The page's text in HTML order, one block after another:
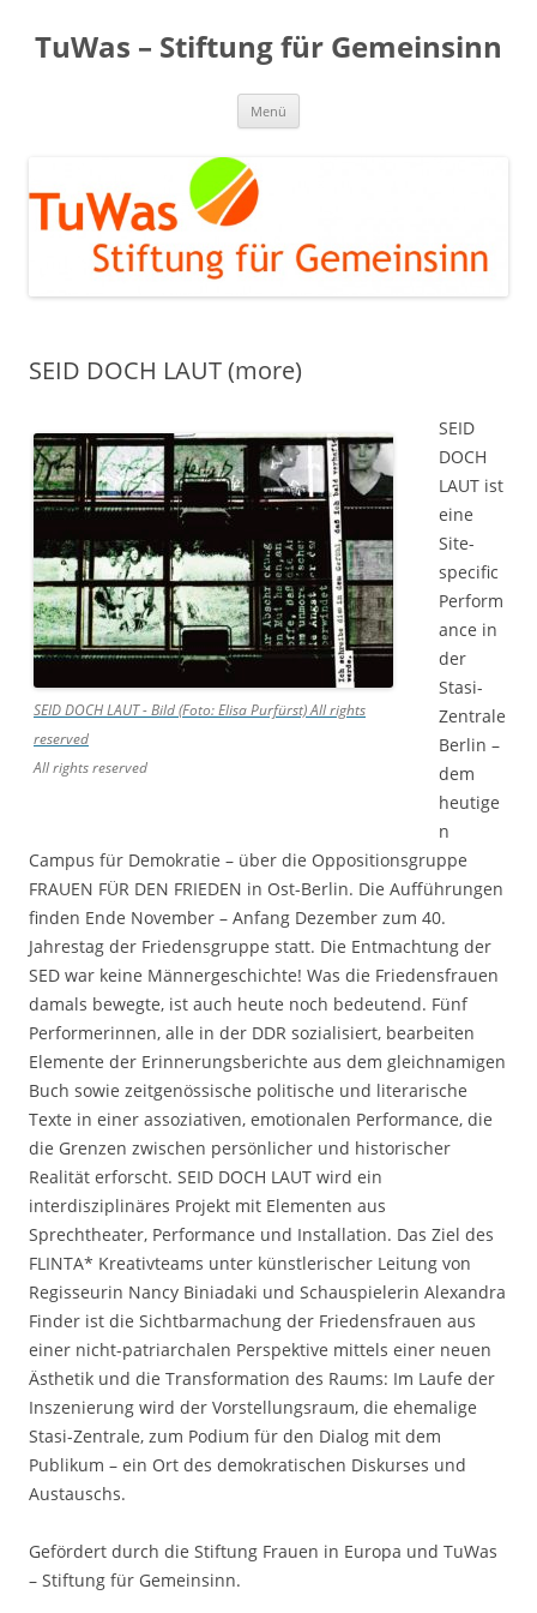
springen
TuWas – Stiftung für Gemeinsinn
Menü
SEID DOCH LAUT (more)
SEID DOCH LAUT - Bild (Foto: Elisa Purfürst)All rights
reserved
All rights reserved
SEID
DOCH
LAUT ist
eine
Site-
specific
Perform
ance in
der
Stasi-
Zentrale
Berlin –
dem
heutige
n
Campus für Demokratie – über die Oppositionsgruppe
FRAUEN FÜR DEN FRIEDEN in Ost-Berlin. Die Aufführungen
finden Ende November – Anfang Dezember zum 40.
Jahrestag der Friedensgruppe statt. Die Entmachtung der
SED war keine Männergeschichte! Was die Friedensfrauen
damals bewegte, ist auch heute noch bedeutend. Fünf
Performerinnen, alle in der DDR sozialisiert, bearbeiten
Elemente der Erinnerungsberichte aus dem gleichnamigen
Buch sowie zeitgenössische politische und literarische
Texte in einer assoziativen, emotionalen Performance, die
die Grenzen zwischen persönlicher und historischer
Realität erforscht. SEID DOCH LAUT wird ein
interdisziplinäres Projekt mit Elementen aus
Sprechtheater, Performance und Installation. Das Ziel des
FLINTA* Kreativteams unter künstlerischer Leitung von
Regisseurin Nancy Biniadaki und Schauspielerin Alexandra
Finder ist die Sichtbarmachung der Friedensfrauen aus
einer nicht-patriarchalen Perspektive mittels einer neuen
Ästhetik und die Transformation des Raums: Im Laufe der
Inszenierung wird der Vorstellungsraum, die ehemalige
Stasi-Zentrale, zum Podium für den Dialog mit dem
Publikum – ein Ort des demokratischen Diskurses und
Austauschs.
Gefördert durch die Stiftung Frauen in Europa und TuWas
– Stiftung für Gemeinsinn.